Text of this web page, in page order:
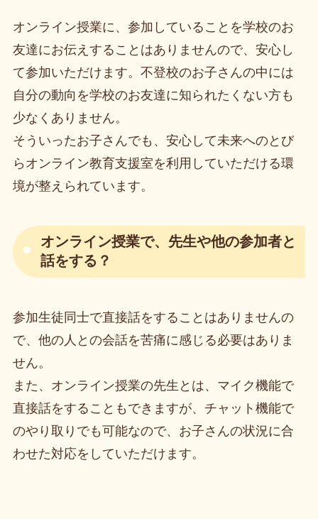
オンライン授業に、参加していることを学校のお
友達にお伝えすることはありませんので、安心し
て参加いただけます。不登校のお子さんの中には
自分の動向を学校のお友達に知られたくない方も
少なくありません。
そういったお子さんでも、安心して未来へのとび
らオンライン教育支援室を利用していただける環
境が整えられています。
オンライン授業で、先生や他の参加者と
話をする？
参加生徒同士で直接話をすることはありませんの
で、他の人との会話を苦痛に感じる必要はありま
せん。
また、オンライン授業の先生とは、マイク機能で
直接話をすることもできますが、チャット機能で
のやり取りでも可能なので、お子さんの状況に合
わせた対応をしていただけます。